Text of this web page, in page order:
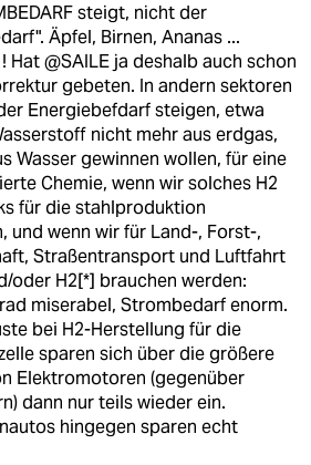
steigt, nicht der
Äpfel, Birnen, Ananas ...
Hat @SAILE ja deshalb auch schon
gebeten. In andern sektoren
Energiebefdarf steigen, etwa
nicht mehr aus erdgas,
Wasser gewinnen wollen, für eine
Chemie, wenn wir solches H2
für die stahlproduktion
und wenn wir für Land-, Forst-,
Straßentransport und Luftfahrt
oder H2[*] brauchen werden:
miserabel, Strombedarf enorm.
bei H2-Herstellung für die
sparen sich über die größere
Elektromotoren (gegenüber
dann nur teils wieder ein.
hingegen sparen echt